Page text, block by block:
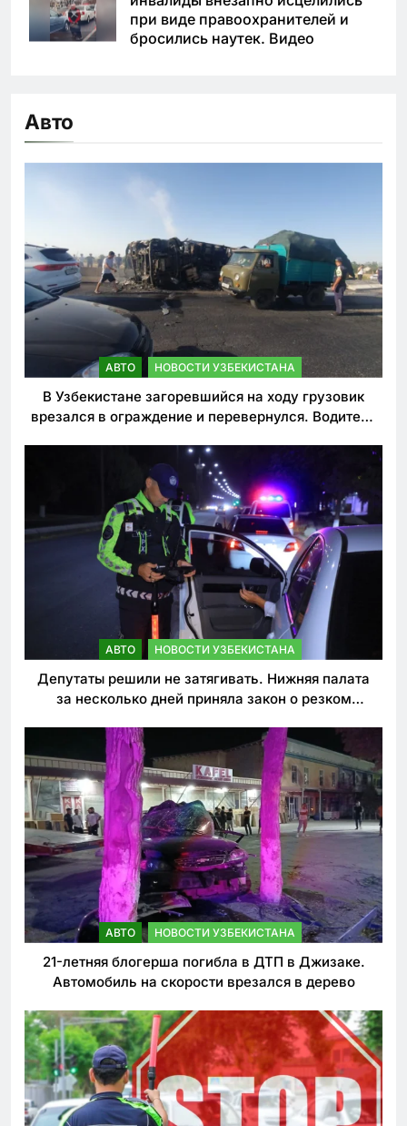
при виде правоохранителей и
бросились наутек. Видео
Авто
АВТО НОВОСТИ УЗБЕКИСТАНА
В Узбекистане загоревшийся на ходу грузовик
врезался в ограждение и перевернулся. Водитель
АВТО НОВОСТИ УЗБЕКИСТАНА
Депутаты решили не затягивать. Нижняя палата
за несколько дней приняла закон о резком
АВТО НОВОСТИ УЗБЕКИСТАНА
21-летняя блогерша погибла в ДТП в Джизаке.
Автомобиль на скорости врезался в дерево